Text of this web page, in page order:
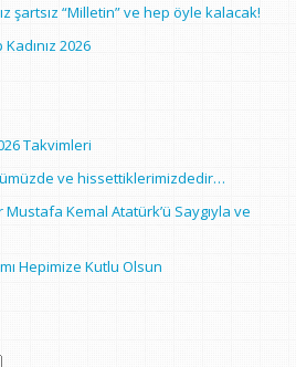
şartsız “Milletin” ve hep öyle kalacak!
2026
Takvimleri
ve hissettiklerimizdedir…
Mustafa Kemal Atatürk’ü Saygıyla ve
Hepimize Kutlu Olsun